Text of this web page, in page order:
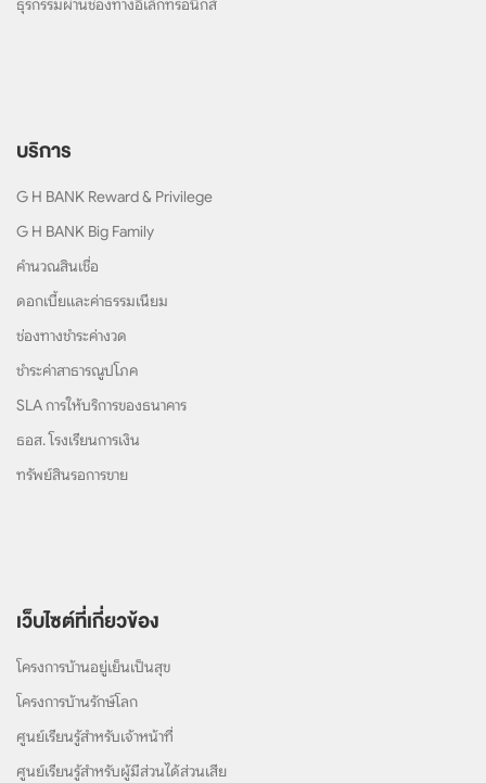
ธุรกรรมผ่านช่องทางอิเล็กทรอนิกส์
บริการ
G H BANK Reward & Privilege
G H BANK Big Family
คำนวณสินเชื่อ
ดอกเบี้ยและค่าธรรมเนียม
ช่องทางชำระค่างวด
ชำระค่าสาธารณูปโภค
SLA การให้บริการของธนาคาร
ธอส. โรงเรียนการเงิน
ทรัพย์สินรอการขาย
เว็บไซต์ที่เกี่ยวข้อง
โครงการบ้านอยู่เย็นเป็นสุข
โครงการบ้านรักษ์โลก
ศูนย์เรียนรู้สำหรับเจ้าหน้าที่
ศูนย์เรียนรู้สำหรับผู้มีส่วนได้ส่วนเสีย